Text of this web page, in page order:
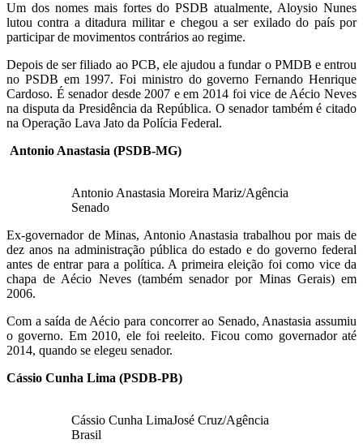
Um dos nomes mais fortes do PSDB atualmente, Aloysio Nunes
lutou contra a ditadura militar e chegou a ser exilado do país por
participar de movimentos contrários ao regime.
Depois de ser filiado ao PCB, ele ajudou a fundar o PMDB e entrou
no PSDB em 1997. Foi ministro do governo Fernando Henrique
Cardoso. É senador desde 2007 e em 2014 foi vice de Aécio Neves
na disputa da Presidência da República. O senador também é citado
na Operação Lava Jato da Polícia Federal.
Antonio Anastasia (PSDB-MG)
Antonio Anastasia Moreira Mariz/Agência
Senado
Ex-governador de Minas, Antonio Anastasia trabalhou por mais de
dez anos na administração pública do estado e do governo federal
antes de entrar para a política. A primeira eleição foi como vice da
chapa de Aécio Neves (também senador por Minas Gerais) em
2006.
Com a saída de Aécio para concorrer ao Senado, Anastasia assumiu
o governo. Em 2010, ele foi reeleito. Ficou como governador até
2014, quando se elegeu senador.
Cássio Cunha Lima (PSDB-PB)
Cássio Cunha LimaJosé Cruz/Agência
Brasil